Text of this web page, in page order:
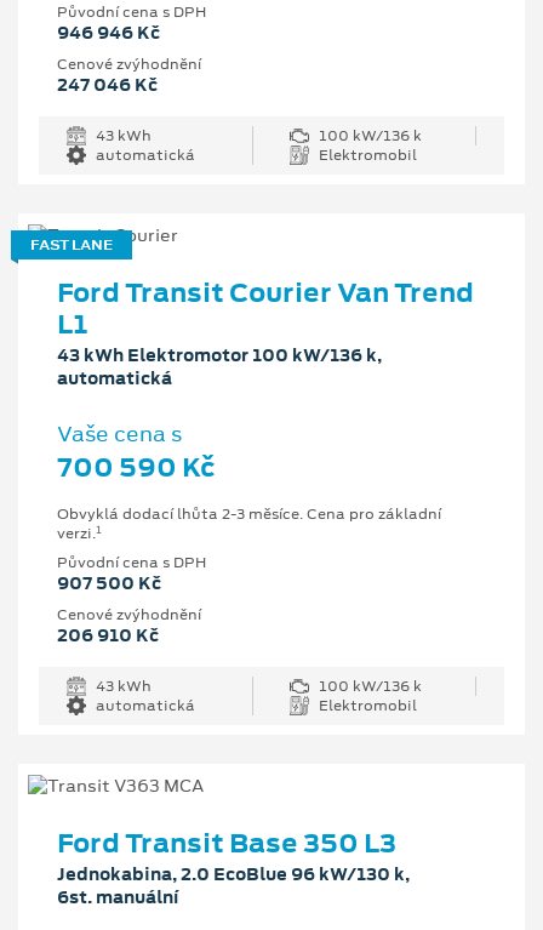
Původní cena s DPH
946 946 Kč
Cenové zvýhodnění
247 046 Kč
43 kWh
100 kW/136 k
automatická
Elektromobil
FAST LANE
Ford Transit Courier Van Trend
L1
43 kWh Elektromotor 100 kW/136 k,
automatická
Vaše cena s
700 590 Kč
Obvyklá dodací lhůta 2-3 měsíce. Cena pro základní
verzi.1
Původní cena s DPH
907 500 Kč
Cenové zvýhodnění
206 910 Kč
43 kWh
100 kW/136 k
automatická
Elektromobil
Ford Transit Base 350 L3
Jednokabina, 2.0 EcoBlue 96 kW/130 k,
6st. manuální